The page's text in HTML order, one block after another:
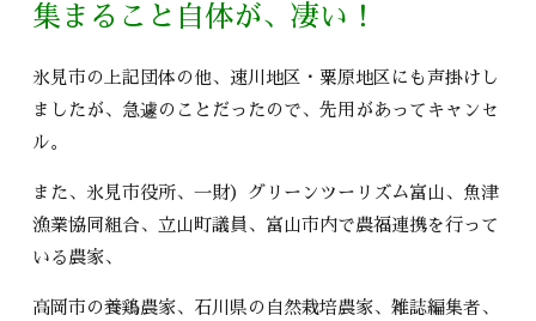
集まること自体が、凄い！
氷見市の上記団体の他、速川地区・粟原地区にも声掛けし
ましたが、急遽のことだったので、先用があってキャンセ
ル。
また、氷見市役所、一財）グリーンツーリズム富山、魚津
漁業協同組合、立山町議員、富山市内で農福連携を行って
いる農家、
高岡市の養鶏農家、石川県の自然栽培農家、雑誌編集者、